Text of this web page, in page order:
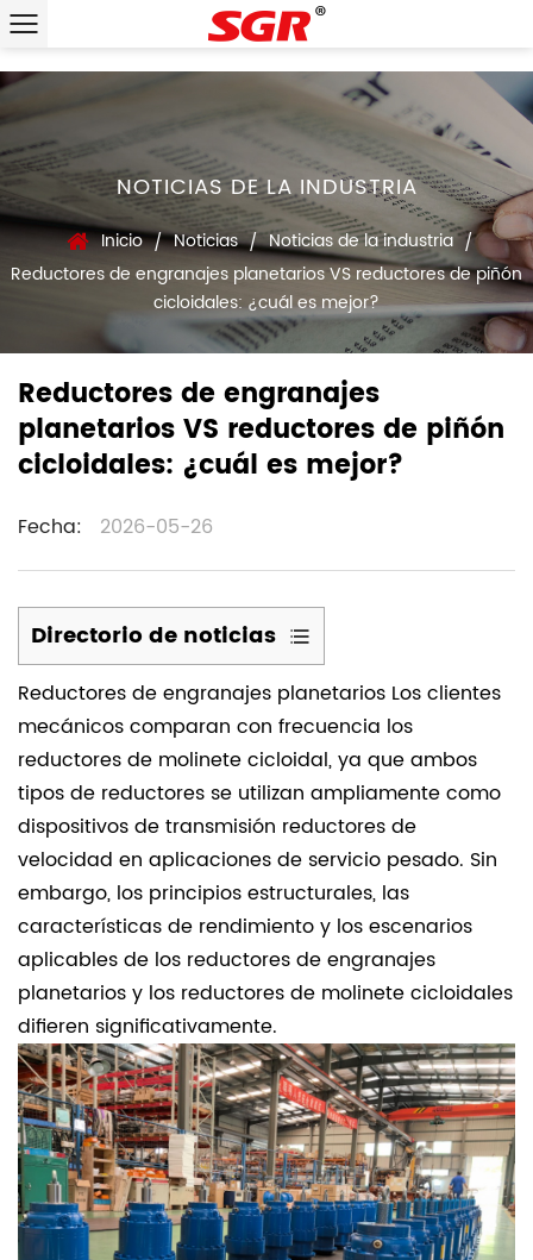
NOTICIAS DE LA INDUSTRIA
Inicio / Noticias / Noticias de la industria /
Reductores de engranajes planetarios VS reductores de piñón
cicloidales: ¿cuál es mejor?
Reductores de engranajes
planetarios VS reductores de piñón
cicloidales: ¿cuál es mejor?
Fecha: 2026-05-26
Directorio de noticias
1
Escenarios
aplicables
para
reductores
de
engranajes
planetarios.
2
Escenarios
aplicables
para
reductores
de
molinete
cicloidales.
Reductores de engranajes planetarios Los clientes
mecánicos comparan con frecuencia los
reductores de molinete cicloidal, ya que ambos
tipos de reductores se utilizan ampliamente como
dispositivos de transmisión reductores de
velocidad en aplicaciones de servicio pesado. Sin
embargo, los principios estructurales, las
características de rendimiento y los escenarios
aplicables de los reductores de engranajes
planetarios y los reductores de molinete cicloidales
difieren significativamente.